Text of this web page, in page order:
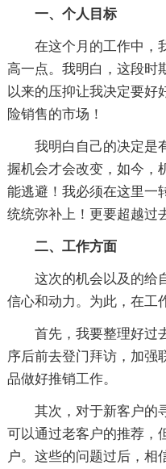
一、个人目标
在这个月的工作中，
高一点。我明白，这段时
以来的压抑让我决定要好
险销售的市场！
我明白自己的决定是
握机会才会改变，如今，
能逃避！我必须在这里一
统统弥补上！更要超越过
二、工作方面
这次的机会以及的给
信心和动力。为此，在工
首先，我要整理好过
序后前去登门拜访，加强
品做好推销工作。
其次，对于新客户的
可以通过老客户的推荐，
户。这些的问题过后，相